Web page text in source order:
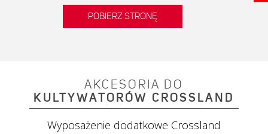
POBIERZ STRONĘ
AKCESORIA DO
KULTYWATORÓW CROSSLAND
Wyposażenie dodatkowe Crossland